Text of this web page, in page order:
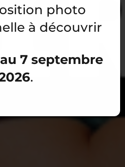
photo
à découvrir
7 septembre
.